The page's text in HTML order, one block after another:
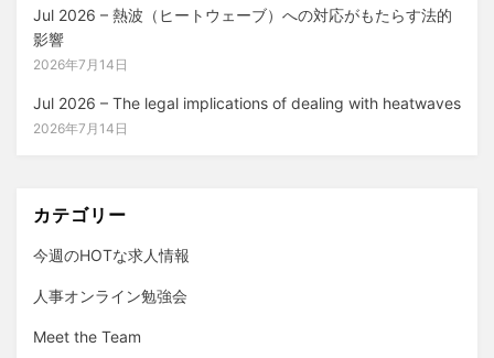
Jul 2026 – 熱波（ヒートウェーブ）への対応がもたらす法的
影響
2026年7月14日
Jul 2026 – The legal implications of dealing with heatwaves
2026年7月14日
カテゴリー
今週のHOTな求人情報
人事オンライン勉強会
Meet the Team